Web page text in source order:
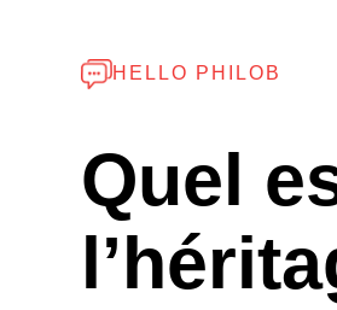
HELLO PHILOB
Quel